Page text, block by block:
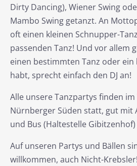
Dirty Dancing), Wiener Swing
Mambo Swing getanzt. An
oft einen kleinen Schnupper-
passenden Tanz! Und vor allem
einen bestimmten Tanz oder ein
habt, sprecht einfach den DJ an!
Alle unsere Tanzpartys finden im
Nürnberger Süden statt, gut mit
und Bus (Haltestelle
Auf unseren Partys und Bällen
willkommen, auch Nicht-Krebsler!